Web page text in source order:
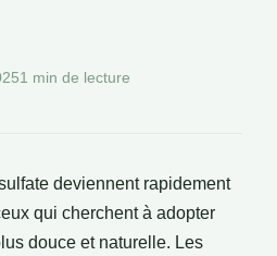
1 min de lecture
deviennent rapidement
qui cherchent à adopter
douce et naturelle. Les